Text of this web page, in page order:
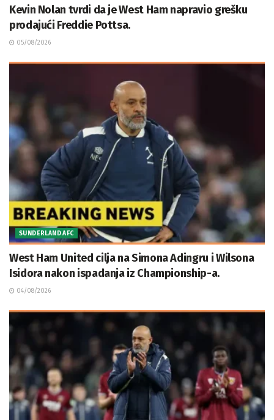
Kevin Nolan tvrdi da je West Ham napravio grešku
prodajući Freddie Pottsa.
05/08/2026
SUNDERLAND AFC
West Ham United cilja na Simona Adingru i Wilsona
Isidora nakon ispadanja iz Championship-a.
04/08/2026